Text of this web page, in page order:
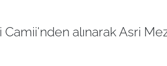
alınarak Asri